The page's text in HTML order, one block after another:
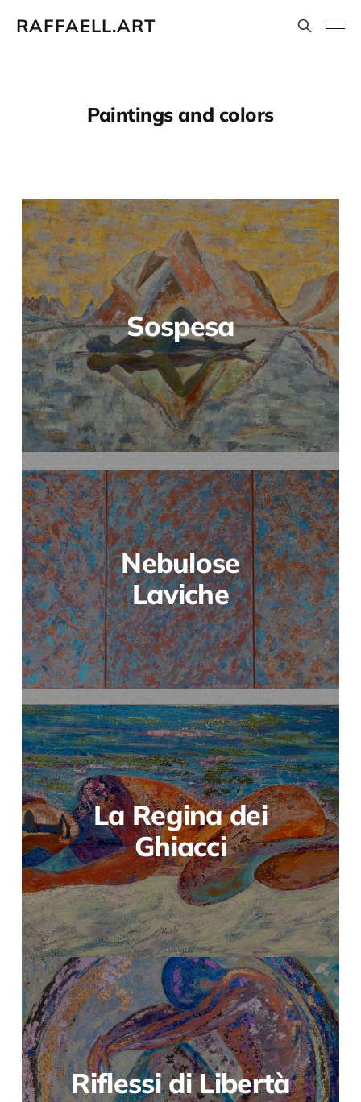
RAFFAELL.ART
Paintings and colors
Sospesa
Nebulose
Laviche
La Regina dei
Ghiacci
Riflessi di Libertà